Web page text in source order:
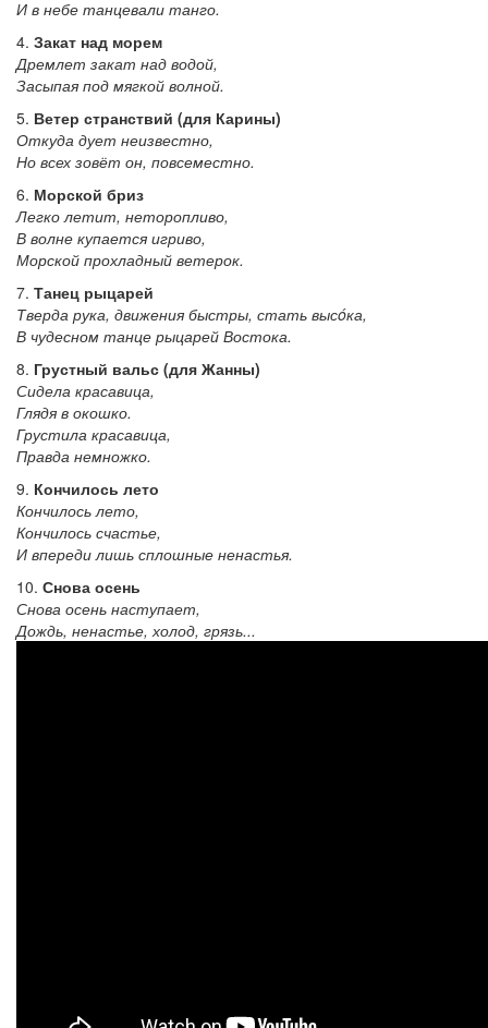
И в небе танцевали танго.
4. Закат над морем
Дремлет закат над водой,
Засыпая под мягкой волной.
5. ‎ Ветер странствий (для Карины)
Откуда дует неизвестно,
Но всех зовёт он, повсеместно.
6. ‎Морской бриз
Легко летит, неторопливо,
В волне купается игриво,
Морской прохладный ветерок.
7. Танец рыцарей
Тверда рука, движения быстры, стать высóка,
В чудесном танце рыцарей Востока.
8. ‎Грустный вальс (для Жанны)
Сидела красавица,
Глядя в окошко.
Грустила красавица,
Правда немножко.
9. Кончилось лето
Кончилось лето,
Кончилось счастье,
И впереди лишь сплошные ненастья.
10. Снова осень
Снова осень наступает,
Дождь, ненастье, холод, грязь...